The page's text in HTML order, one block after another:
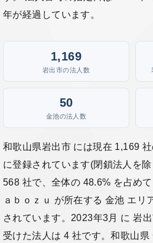
年が経過しています。
1,169
岩出市の法人数
50
金池の法人数
和歌山県岩出市 には現在 1,169
に登録されています(閉鎖法人を
568 社で、全体の 48.6% を占め
ａｂｏｚｕ が所在する 金池 エリ
されています。2023年3月 に 岩
受けた法人は 4 社です。和歌山県